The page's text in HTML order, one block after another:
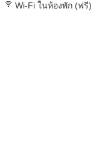
Wi-Fi ในห้องพัก (ฟรี)